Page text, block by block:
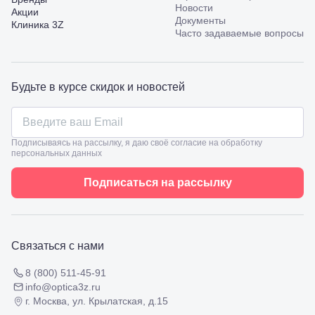
Акции
Клиника 3Z
Новости
Документы
Часто задаваемые вопросы
Связаться с нами
8 (800) 511-45-91
info@optica3z.ru
г. Москва, ул. Крылатская, д.15
Будьте в курсе скидок и новостей
Подписываясь на рассылку, я даю своё согласие на обработку
персональных данных
Подписаться на рассылку
Калинина,
98
ул.
98/4, литер
Соликамск,
ул.
Калийная,
138
Сочи, ул.
Островского,
ул.
120а
ул. Ленина,
169
Тихорецк,
ул.